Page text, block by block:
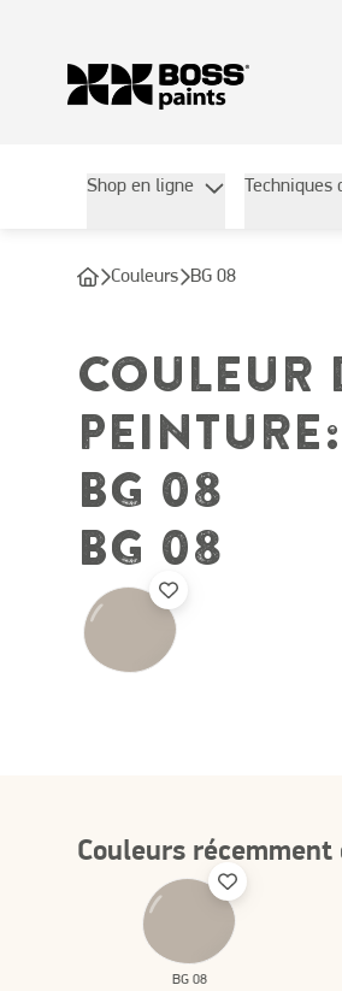
Shop en ligne
Couleurs BG 08
COULEUR DE
PEINTURE:
BG 08
BG 08
Couleurs récemment
BG 08